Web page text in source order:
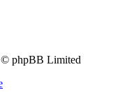
phpBB Limited